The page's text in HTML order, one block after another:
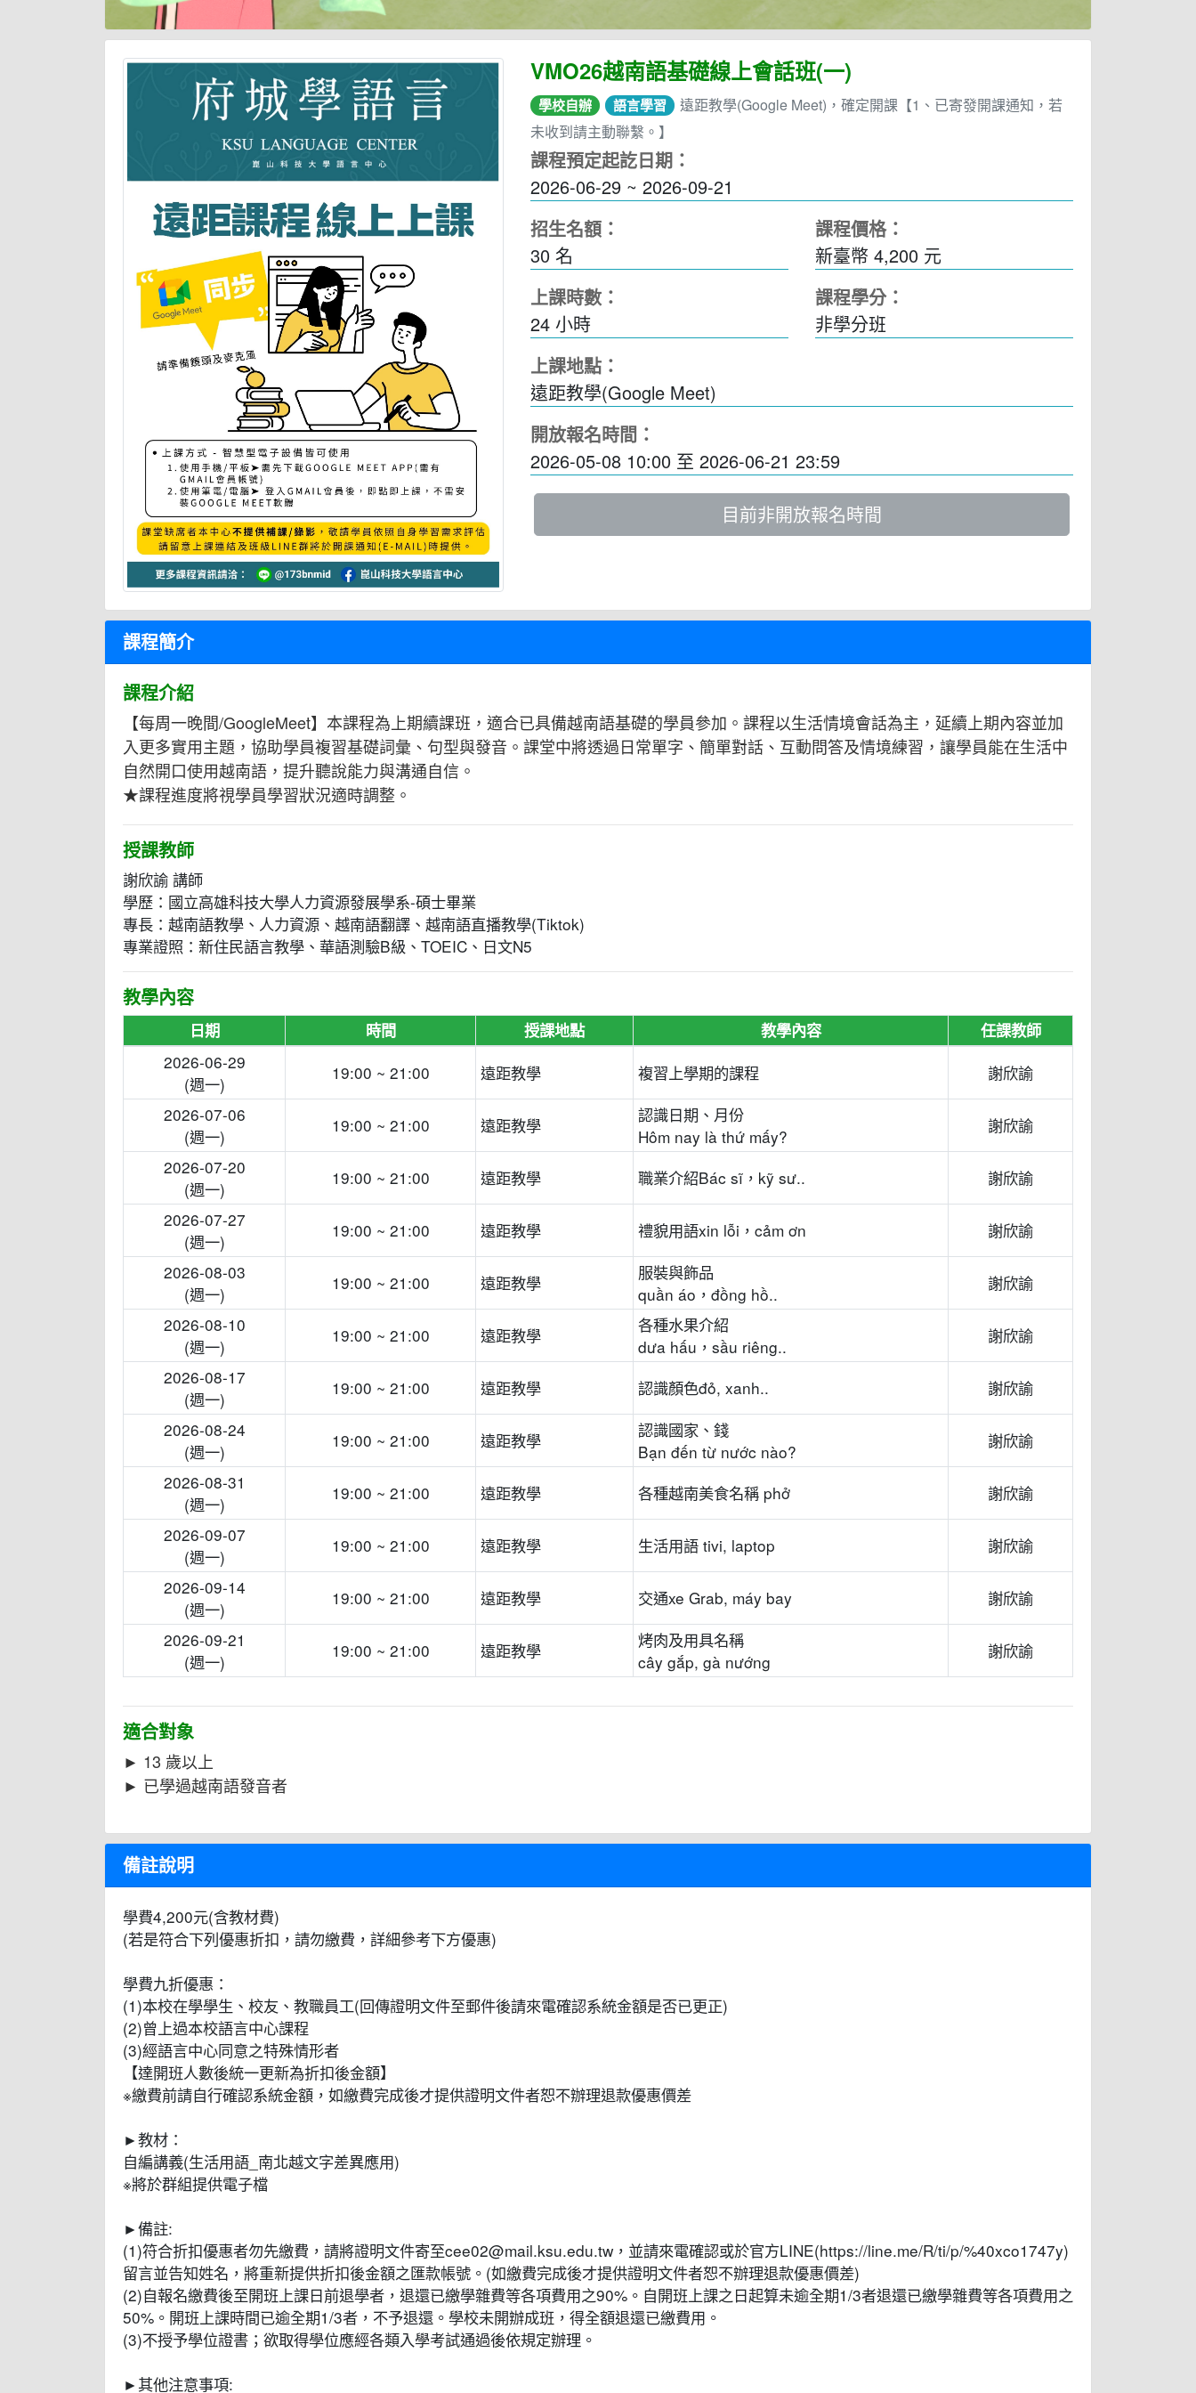
VMO26越南語基礎線上會話班(一)
學校自辦 語言學習
遠距教學(Google Meet)，確定開課【1、已寄發開課通知，若
未收到請主動聯繫。】
課程預定起訖日期：
2026-06-29 ~ 2026-09-21
招生名額：
30 名
課程價格：
新臺幣 4,200 元
上課時數：
24小時
課程學分：
非學分班
上課地點：
遠距教學(Google Meet)
開放報名時間：
2026-05-08 10:00 至 2026-06-21 23:59
目前非開放報名時間
課程簡介
課程介紹
【每周一晚間/GoogleMeet】本課程為上期續課班，適合已具備越南語基礎的學員參加。課程以生活情境會話為主，延續上期內容並加
入更多實用主題，協助學員複習基礎詞彙、句型與發音。課堂中將透過日常單字、簡單對話、互動問答及情境練習，讓學員能在生活中
自然開口使用越南語，提升聽說能力與溝通自信。
★課程進度將視學員學習狀況適時調整。
授課教師
謝欣諭 講師
學歷：國立高雄科技大學人力資源發展學系-碩士畢業
專長：越南語教學、人力資源、越南語翻譯、越南語直播教學(Tiktok)
專業證照：新住民語言教學、華語測驗B級、TOEIC、日文N5
教學內容
日期 時間 授課地點 教學內容 任課教師
2026-06-29
(週一)
19:00 ~ 21:00 遠距教學 複習上學期的課程
謝欣諭
2026-07-06
(週一)
19:00 ~ 21:00 遠距教學
認識日期、月份
Hôm nay là thứ mấy?
謝欣諭
2026-07-20
(週一)
19:00 ~ 21:00 遠距教學 職業介紹Bác sĩ，kỹ sư..
謝欣諭
2026-07-27
(週一)
19:00 ~ 21:00 遠距教學 禮貌用語xin lỗi，cảm ơn
謝欣諭
2026-08-03
(週一)
19:00 ~ 21:00 遠距教學
服裝與飾品
quần áo，đồng hồ..
謝欣諭
2026-08-10
(週一)
19:00 ~ 21:00 遠距教學
各種水果介紹
dưa hấu，sầu riêng..
謝欣諭
2026-08-17
(週一)
19:00 ~ 21:00 遠距教學 認識顏色đỏ, xanh..
謝欣諭
2026-08-24
(週一)
19:00 ~ 21:00 遠距教學
認識國家、錢
Bạn đến từ nước nào?
謝欣諭
2026-08-31
(週一)
19:00 ~ 21:00 遠距教學 各種越南美食名稱 phở
謝欣諭
2026-09-07
(週一)
19:00 ~ 21:00 遠距教學 生活用語 tivi, laptop
謝欣諭
2026-09-14
(週一)
19:00 ~ 21:00 遠距教學 交通xe Grab, máy bay
謝欣諭
2026-09-21
(週一)
19:00 ~ 21:00 遠距教學
烤肉及用具名稱
cây gắp, gà nướng
謝欣諭
適合對象
► 13 歲以上
► 已學過越南語發音者
備註說明
學費4,200元(含教材費)
(若是符合下列優惠折扣，請勿繳費，詳細參考下方優惠)
學費九折優惠：
(1)本校在學學生、校友、教職員工(回傳證明文件至郵件後請來電確認系統金額是否已更正)
(2)曾上過本校語言中心課程
(3)經語言中心同意之特殊情形者
【達開班人數後統一更新為折扣後金額】
※繳費前請自行確認系統金額，如繳費完成後才提供證明文件者恕不辦理退款優惠價差
►教材：
自編講義(生活用語_南北越文字差異應用)
※將於群組提供電子檔
►備註:
(1)符合折扣優惠者勿先繳費，請將證明文件寄至cee02@mail.ksu.edu.tw，並請來電確認或於官方LINE(https://line.me/R/ti/p/%40xco1747y)
留言並告知姓名，將重新提供折扣後金額之匯款帳號。(如繳費完成後才提供證明文件者恕不辦理退款優惠價差)
(2)自報名繳費後至開班上課日前退學者，退還已繳學雜費等各項費用之90%。自開班上課之日起算未逾全期1/3者退還已繳學雜費等各項費用之
50%。開班上課時間已逾全期1/3者，不予退還。學校未開辦成班，得全額退還已繳費用。
(3)不授予學位證書；欲取得學位應經各類入學考試通過後依規定辦理。
►其他注意事項: